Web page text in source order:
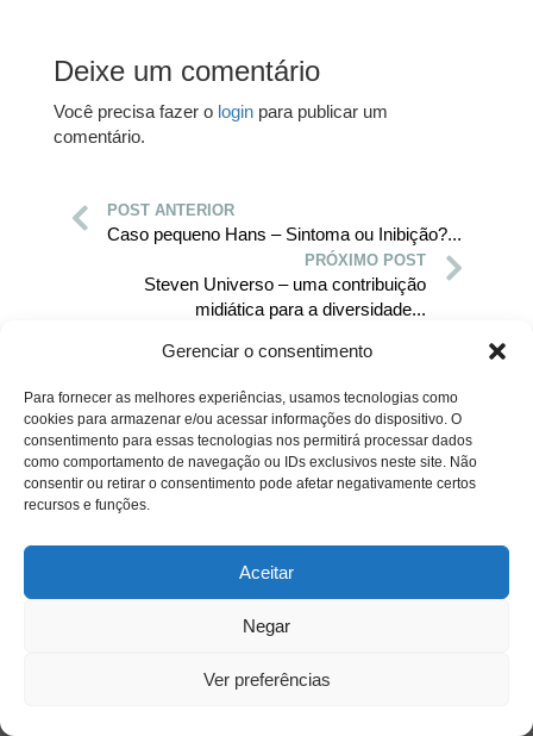
Gerenciar o consentimento
Para fornecer as melhores experiências, usamos tecnologias como
cookies para armazenar e/ou acessar informações do dispositivo. O
consentimento para essas tecnologias nos permitirá processar dados
como comportamento de navegação ou IDs exclusivos neste site. Não
consentir ou retirar o consentimento pode afetar negativamente certos
recursos e funções.
Aceitar
Negar
Ver preferências
Deixe um comentário
Você precisa fazer o login para publicar um
comentário.
POST ANTERIOR
Caso pequeno Hans – Sintoma ou Inibição?...
PRÓXIMO POST
Steven Universo – uma contribuição
midiática para a diversidade...